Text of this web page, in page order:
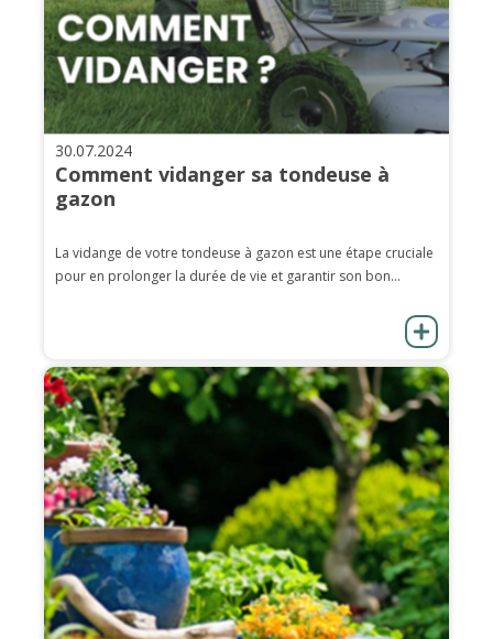
30.07.2024
Comment vidanger sa tondeuse à
gazon
La vidange de votre tondeuse à gazon est une étape cruciale
pour en prolonger la durée de vie et garantir son bon...